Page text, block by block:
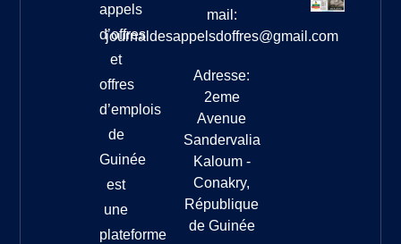
appels
d’offres
et
offres
d’emplois
de
Guinée
est
une
plateforme
mail:
journaldesappelsdoffres@gmail.com
Adresse:
2eme
Avenue
Sandervalia
Kaloum -
Conakry,
République
de Guinée